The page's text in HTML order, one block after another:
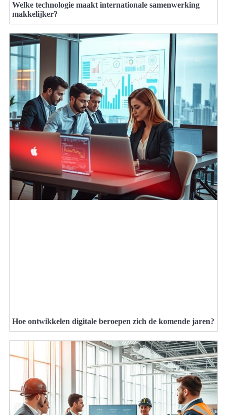
Welke technologie maakt internationale samenwerking
makkelijker?
Hoe ontwikkelen digitale beroepen zich de komende jaren?